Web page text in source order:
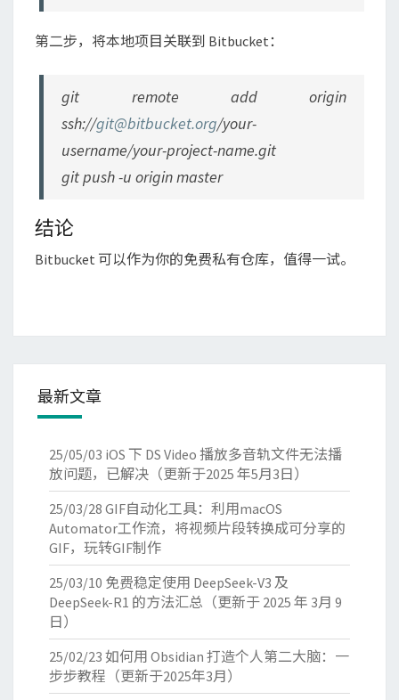
第二步，将本地项目关联到 Bitbucket：
git remote add origin
ssh://git@bitbucket.org/your-
username/your-project-name.git
git push -u origin master
结论
Bitbucket 可以作为你的免费私有仓库，值得一试。
最新文章
25/05/03 iOS 下 DS Video 播放多音轨文件无法播
放问题，已解决（更新于2025 年5月3日）
25/03/28 GIF自动化工具：利用macOS
Automator工作流，将视频片段转换成可分享的
GIF，玩转GIF制作
25/03/10 免费稳定使用 DeepSeek-V3 及
DeepSeek-R1 的方法汇总（更新于 2025 年 3月 9
日）
25/02/23 如何用 Obsidian 打造个人第二大脑：一
步步教程（更新于2025年3月）